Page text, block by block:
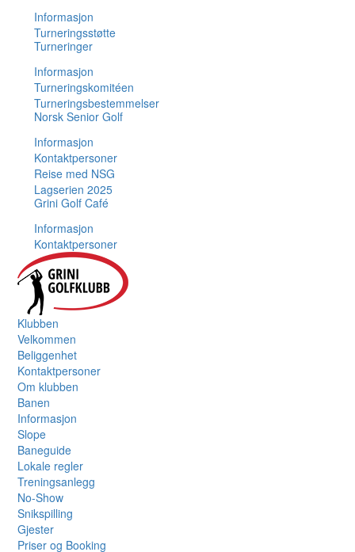
Informasjon
Turneringsstøtte
Turneringer
Informasjon
Turneringskomitéen
Turneringsbestemmelser
Norsk Senior Golf
Informasjon
Kontaktpersoner
Reise med NSG
Lagserien 2025
Grini Golf Café
Informasjon
Kontaktpersoner
Klubben
Velkommen
Beliggenhet
Kontaktpersoner
Om klubben
Banen
Informasjon
Slope
Baneguide
Lokale regler
Treningsanlegg
No-Show
Snikspilling
Gjester
Priser og Booking